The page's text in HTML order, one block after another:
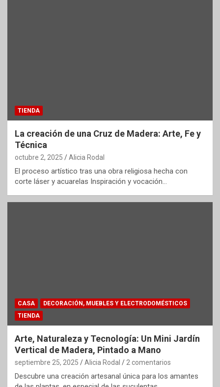
TIENDA
La creación de una Cruz de Madera: Arte, Fe y
Técnica
octubre 2, 2025 Alicia Rodal
El proceso artístico tras una obra religiosa hecha con
corte láser y acuarelas Inspiración y vocación…
CASA
DECORACIÓN, MUEBLES Y ELECTRODOMÉSTICOS
TIENDA
Arte, Naturaleza y Tecnología: Un Mini Jardín
Vertical de Madera, Pintado a Mano
septiembre 25, 2025 Alicia Rodal 2 comentarios
Descubre una creación artesanal única para los amantes